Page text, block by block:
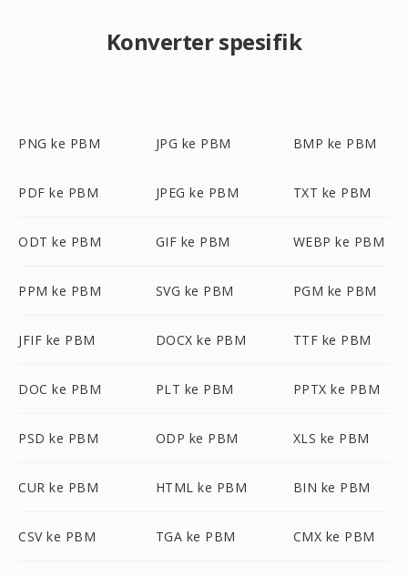
Konverter spesifik
PNG ke PBM JPG ke PBM BMP ke PBM
PDF ke PBM JPEG ke PBM TXT ke PBM
ODT ke PBM GIF ke PBM WEBP ke PBM
PPM ke PBM SVG ke PBM PGM ke PBM
JFIF ke PBM DOCX ke PBM TTF ke PBM
DOC ke PBM PLT ke PBM PPTX ke PBM
PSD ke PBM ODP ke PBM XLS ke PBM
CUR ke PBM HTML ke PBM BIN ke PBM
CSV ke PBM TGA ke PBM CMX ke PBM